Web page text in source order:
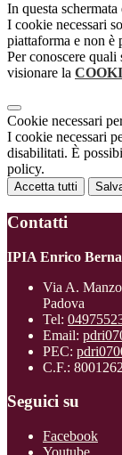
In questa
I cookie necessari
piattaforma e non è
Per conoscere
visionare la
Cookie necessari
I cookie necessari
disabilitati. È
policy.
Accetta tutti
Contatti
IPIA Enrico
Via A.
Padova
Tel:
Email:
PEC:
C.F.:
Seguici su
Facebook
Youtube